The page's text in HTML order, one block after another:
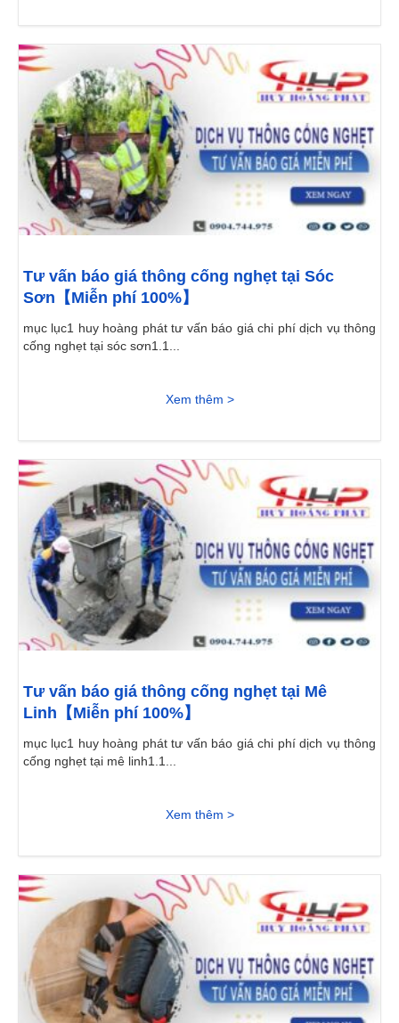
Tư vấn báo giá thông cống nghẹt tại Sóc
Sơn【Miễn phí 100%】
mục lục1 huy hoàng phát tư vấn báo giá chi phí dịch vụ thông
cống nghẹt tại sóc sơn1.1...
Xem thêm >
Tư vấn báo giá thông cống nghẹt tại Mê
Linh【Miễn phí 100%】
mục lục1 huy hoàng phát tư vấn báo giá chi phí dịch vụ thông
cống nghẹt tại mê linh1.1...
Xem thêm >